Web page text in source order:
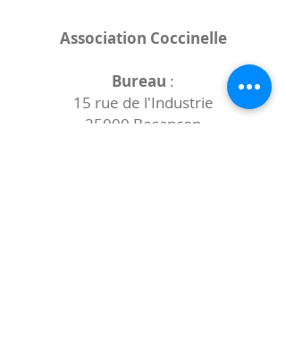
Association Coccinelle
Bureau :
15 rue de l'Industrie
25000 Besançon